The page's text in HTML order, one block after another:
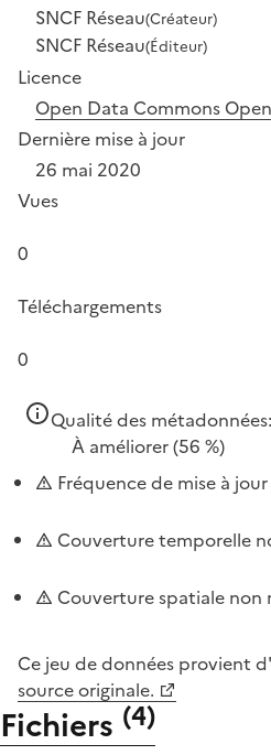
SNCF Réseau(Créateur)
SNCF Réseau(Éditeur)
Licence
Open Data Commons
Dernière mise à jour
26 mai 2020
Vues
0
Téléchargements
0
Qualité des métadonnées:
À améliorer(56 %)
Fréquence de mise à
Couverture temporelle
Couverture spatiale non
Ce jeu de données provient
source originale.
Fichiers (4)